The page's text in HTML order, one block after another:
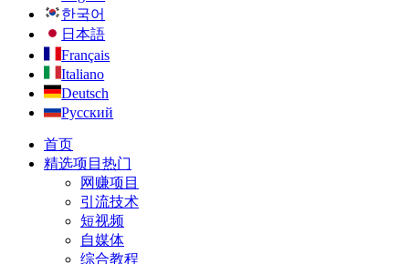
한국어
日本語
Français
Italiano
Deutsch
Русский
首页
精选项目 热门
网赚项目
引流技术
短视频
自媒体
综合教程